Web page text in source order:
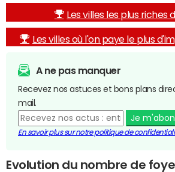
Les villes les plus riches
Les villes où l'on paye le plus
A ne pas manquer
Recevez nos astuces et bons plans
mail.
Je
En savoir plus sur notre politique de
Evolution du nombre de